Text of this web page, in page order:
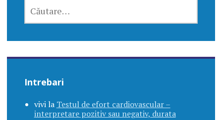
DUPĂ:
Intrebari
vivila Testul de efort cardiovascular –
interpretare pozitiv sau negativ, durata